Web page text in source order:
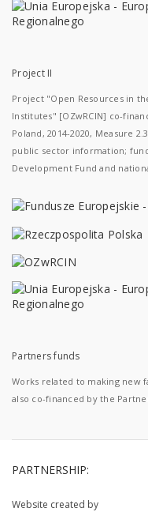
Project II
Project "Open Resources in
Institutes" [OZwRCIN] co-
Poland, 2014-2020, Measure
public sector information;
Development Fund and
Partners funds
Works related to making new
also co-financed by the
PARTNERSHIP:
Website created by